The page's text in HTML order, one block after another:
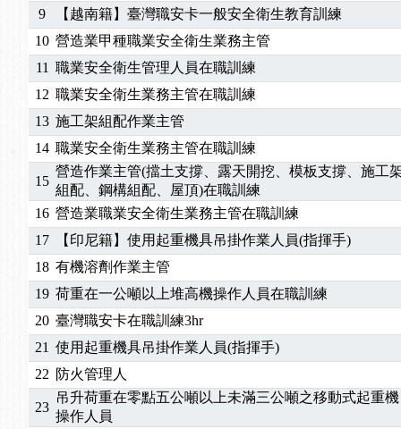
2025/11/10【中心公告】因應颱風來襲，若遇停班停課消息 補
2025/10/30【進修課程】2026年，課程意見蒐集~
2025/08/20【進修課程】SDS格式百百種？專業講師帶您判斷
2025/08/12【中心公告】因應颱風來襲，若遇停班停課消息 補
2025/07/06 【中心公告】颱風假114/07/07停班停課
2025/06/06【進修課程】～～前導課程看這邊推出囉～～
2025/05/29【進修課程】前導課程推出公告！
2025/04/28【進修課程】要怎麼進修自我？課程百百種選擇好
2025/01/21「高壓氣體製造安全主任」、「隧道等襯砌作業主
訓測驗
2025/01/15【線上課程】碳中和核心職能系列課程資訊
2026/07/15 【免費研習】115年製造業危害預防職場安衛法令
2026/07/08【中心公告】因應颱風來襲，若遇停班停課消息 補
2026/05/06【產業人才投資】06/03-06/08堆高機課程，政府出
2026/04/24 【製程安全評估人員】開課囉
2025/11/11 【中心公告】颱風假11/12停班停課
2025/11/10【中心公告】因應颱風來襲，若遇停班停課消息 補
2025/10/30 【進修課程】2026年，課程意見蒐集~
2025/08/20【進修課程】SDS格式百百種？專業講師帶您判斷
2025/08/12
9
【越南籍】臺灣職安卡一般安全衛生教育訓練
10 營造業甲種職業安全衛生業務主管
11 職業安全衛生管理人員在職訓練
12 職業安全衛生業務主管在職訓練
13 施工架組配作業主管
14 職業安全衛生業務主管在職訓練
15
營造作業主管(擋土支撐、露天開挖、模板支撐、施工
組配、鋼構組配、屋頂)在職訓練
16 營造業職業安全衛生業務主管在職訓練
17
【印尼籍】使用起重機具吊掛作業人員(指揮手)
18 有機溶劑作業主管
19 荷重在一公噸以上堆高機操作人員在職訓練
20 臺灣職安卡在職訓練3hr
21 使用起重機具吊掛作業人員(指揮手)
22 防火管理人
23
吊升荷重在零點五公噸以上未滿三公噸之移動式起重機
操作人員